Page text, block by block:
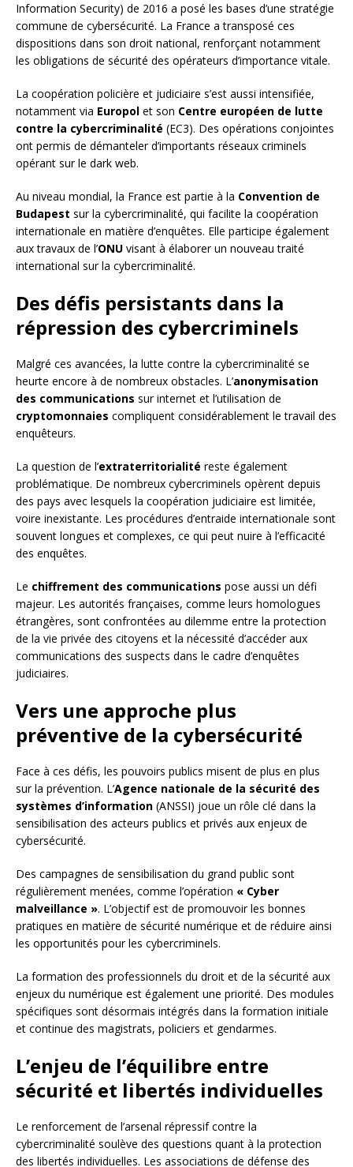
Information Security) de 2016 a posé les bases d’une stratégie
commune de cybersécurité. La France a transposé ces
dispositions dans son droit national, renforçant notamment
les obligations de sécurité des opérateurs d’importance vitale.
La coopération policière et judiciaire s’est aussi intensifiée,
notamment via Europol et son Centre européen de lutte
contre la cybercriminalité (EC3). Des opérations conjointes
ont permis de démanteler d’importants réseaux criminels
opérant sur le dark web.
Au niveau mondial, la France est partie à la Convention de
Budapest sur la cybercriminalité, qui facilite la coopération
internationale en matière d’enquêtes. Elle participe également
aux travaux de l’ONU visant à élaborer un nouveau traité
international sur la cybercriminalité.
Des défis persistants dans la
répression des cybercriminels
Malgré ces avancées, la lutte contre la cybercriminalité se
heurte encore à de nombreux obstacles. L’anonymisation
des communications sur internet et l’utilisation de
cryptomonnaies compliquent considérablement le travail des
enquêteurs.
La question de l’extraterritorialité reste également
problématique. De nombreux cybercriminels opèrent depuis
des pays avec lesquels la coopération judiciaire est limitée,
voire inexistante. Les procédures d’entraide internationale sont
souvent longues et complexes, ce qui peut nuire à l’efficacité
des enquêtes.
Le chiffrement des communications pose aussi un défi
majeur. Les autorités françaises, comme leurs homologues
étrangères, sont confrontées au dilemme entre la protection
de la vie privée des citoyens et la nécessité d’accéder aux
communications des suspects dans le cadre d’enquêtes
judiciaires.
Vers une approche plus
préventive de la cybersécurité
Face à ces défis, les pouvoirs publics misent de plus en plus
sur la prévention. L’Agence nationale de la sécurité des
systèmes d’information (ANSSI) joue un rôle clé dans la
sensibilisation des acteurs publics et privés aux enjeux de
cybersécurité.
Des campagnes de sensibilisation du grand public sont
régulièrement menées, comme l’opération « Cyber
malveillance ». L’objectif est de promouvoir les bonnes
pratiques en matière de sécurité numérique et de réduire ainsi
les opportunités pour les cybercriminels.
La formation des professionnels du droit et de la sécurité aux
enjeux du numérique est également une priorité. Des modules
spécifiques sont désormais intégrés dans la formation initiale
et continue des magistrats, policiers et gendarmes.
L’enjeu de l’équilibre entre
sécurité et libertés individuelles
Le renforcement de l’arsenal répressif contre la
cybercriminalité soulève des questions quant à la protection
des libertés individuelles. Les associations de défense des